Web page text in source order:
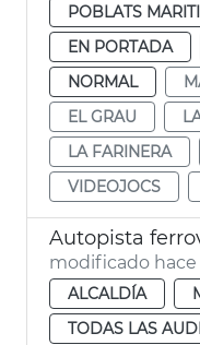
POBLATS
EN PORTADA
NORMAL
EL GRAU
LA FARINERA
VIDEOJOCS
Autopista
modificado hace
ALCALDÍA
TODAS LAS